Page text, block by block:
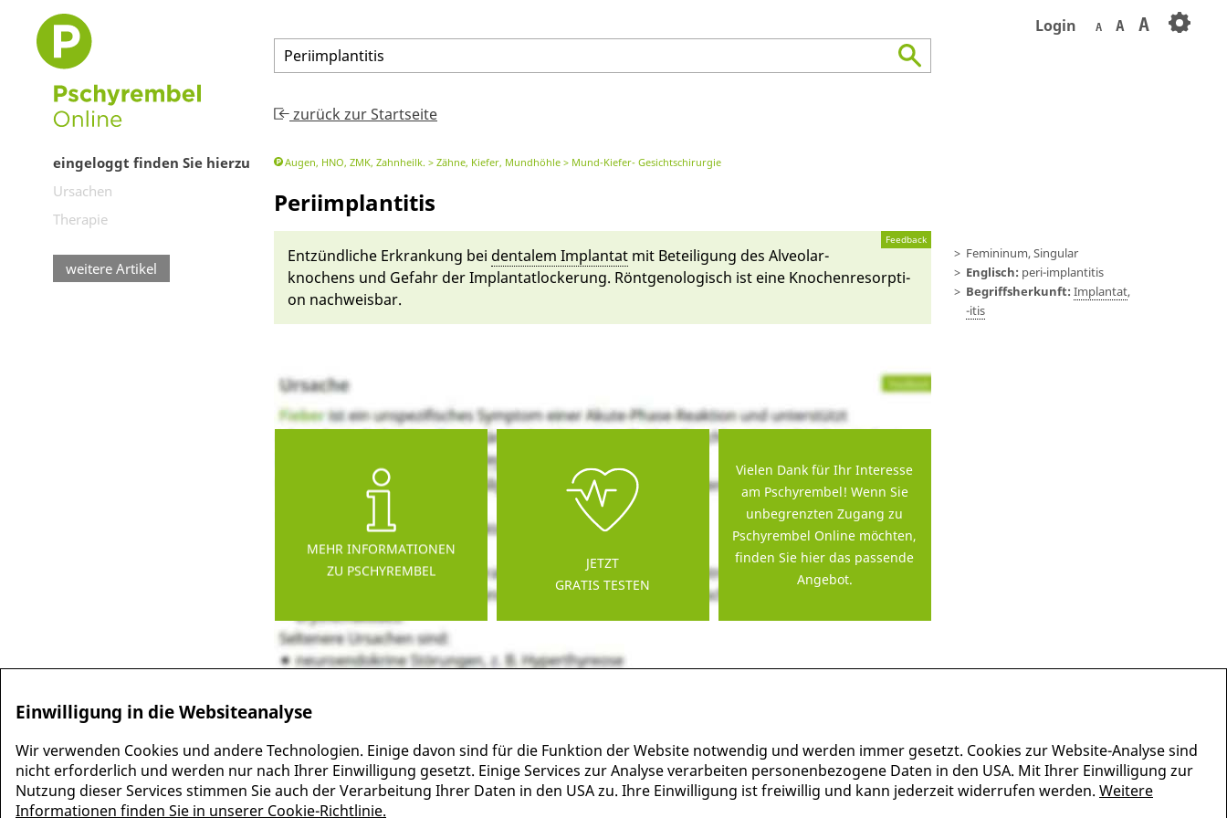
eingeloggt finden Sie hierzu
Ursachen
Therapie
weitere Artikel
Login A A A
Periimplantitis
zurück zur Startseite
Augen, HNO, ZMK, Zahnheilk. Zähne, Kiefer, Mundhöhle Mund-Kiefer- Gesichtschirurgie
Periimplantitis
Femininum, Singular
Englisch: peri-implantitis
Begriffsherkunft: Implantat,
-itis
Feedback
Ent­zünd­liche Erkrankung bei den­ta­lem Implantat mit Beteili­gung des Alveolar­
knochens und Ge­fahr der Implantat­lockerung. Rönt­geno­logisch ist ei­ne Knochen­resorpti­
on nachweis­bar.
MEHR INFORMATIONEN
ZU PSCHYREMBEL
JETZT
GRATIS TESTEN
Vielen Dank für Ihr Interesse
am Pschyrembel! Wenn Sie
unbegrenzten Zugang zu
Pschyrembel Online möchten,
finden Sie hier das passende
Angebot.
Einwilligung in die Websiteanalyse
Wir verwenden Cookies und andere Technologien. Einige davon sind für die Funktion der Website notwendig und werden immer gesetzt. Cookies zur Website-Analyse sind
nicht erforderlich und werden nur nach Ihrer Einwilligung gesetzt. Einige Services zur Analyse verarbeiten personenbezogene Daten in den USA. Mit Ihrer Einwilligung zur
Nutzung dieser Services stimmen Sie auch der Verarbeitung Ihrer Daten in den USA zu. Ihre Einwilligung ist freiwillig und kann jederzeit widerrufen werden. Weitere
Informationen finden Sie in unserer Cookie-Richtlinie.